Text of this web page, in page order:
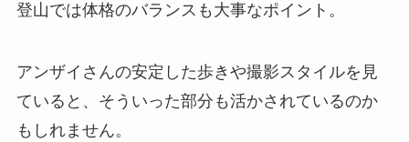
登山では体格のバランスも大事なポイント。
アンザイさんの安定した歩きや撮影スタイルを見
ていると、そういった部分も活かされているのか
もしれません。